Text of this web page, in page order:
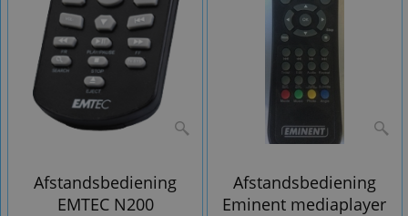
Afstandsbediening
EMTEC N200
Afstandsbediening
Eminent mediaplayer